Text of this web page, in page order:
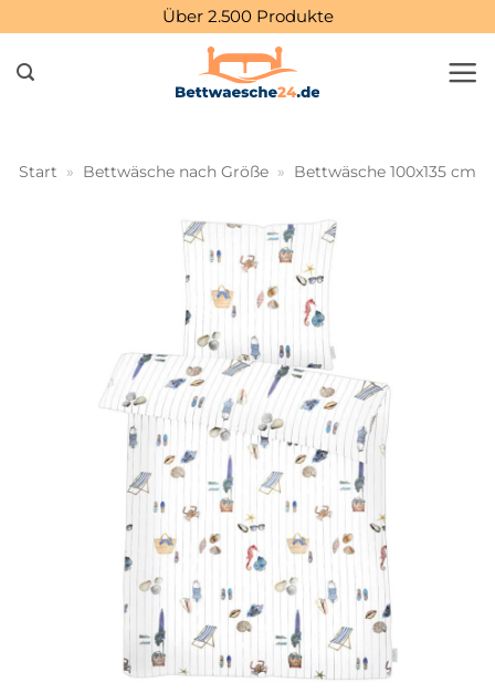
springen
Über 2.500 Produkte
Start » Bettwäsche nach Größe » Bettwäsche 100x135 cm